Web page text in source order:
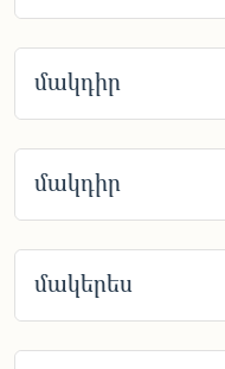
մակդիր
մակդիր
մակերես